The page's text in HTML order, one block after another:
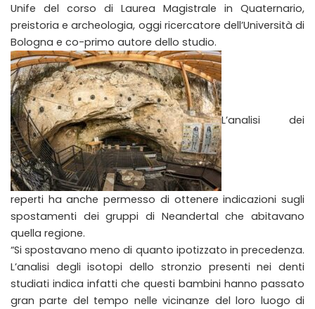
Unife del corso di Laurea Magistrale in Quaternario,
preistoria e archeologia, oggi ricercatore dell’Università di
Bologna e co-primo autore dello studio.
L’analisi dei
reperti ha anche permesso di ottenere indicazioni sugli
spostamenti dei gruppi di Neandertal che abitavano
quella regione.
“Si spostavano meno di quanto ipotizzato in precedenza.
L’analisi degli isotopi dello stronzio presenti nei denti
studiati indica infatti che questi bambini hanno passato
gran parte del tempo nelle vicinanze del loro luogo di